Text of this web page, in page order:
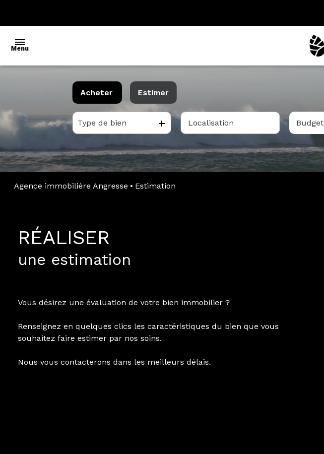
Menu
acheter
estimer
off
market
alerte
mail
contact
Acheter
De l'ancien
Estimer
Type de bien Budget
Agence immobilière Angresse Estimation
RÉALISER
une estimation
Vous désirez une évaluation de votre bien immobilier ?
Renseignez en quelques clics les caractéristiques du bien que vous
souhaitez faire estimer par nos soins.
Nous vous contacterons dans les meilleurs délais.